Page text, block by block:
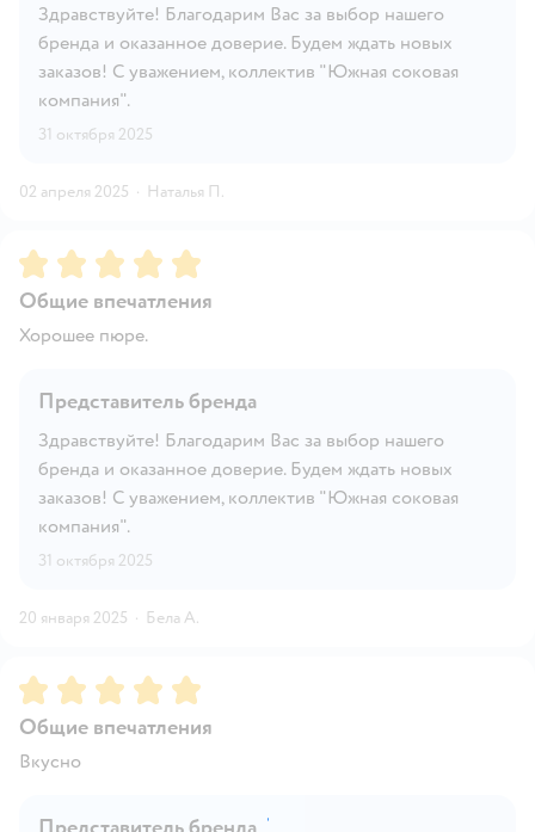
Здравствуйте! Благодарим Вас за выбор нашего
бренда и оказанное доверие. Будем ждать новых
заказов! С уважением, коллектив "Южная соковая
компания".
31 октября 2025
02 апреля 2025 · Наталья П.
Рейтинг:5
Общие впечатления
Хорошее пюре.
Представитель бренда
Здравствуйте! Благодарим Вас за выбор нашего
бренда и оказанное доверие. Будем ждать новых
заказов! С уважением, коллектив "Южная соковая
компания".
31 октября 2025
20 января 2025 · Бела А.
Рейтинг:5
Общие впечатления
Вкусно